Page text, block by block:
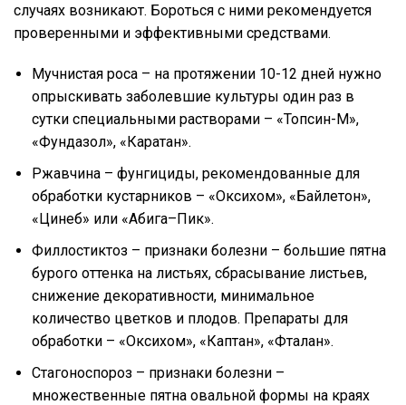
случаях возникают. Бороться с ними рекомендуется
проверенными и эффективными средствами.
Мучнистая роса – на протяжении 10-12 дней нужно
опрыскивать заболевшие культуры один раз в
сутки специальными растворами – «Топсин-М»,
«Фундазол», «Каратан».
Ржавчина – фунгициды, рекомендованные для
обработки кустарников – «Оксихом», «Байлетон»,
«Цинеб» или «Абига–Пик».
Филлостиктоз – признаки болезни – большие пятна
бурого оттенка на листьях, сбрасывание листьев,
снижение декоративности, минимальное
количество цветков и плодов. Препараты для
обработки – «Оксихом», «Каптан», «Фталан».
Стагоноспороз – признаки болезни –
множественные пятна овальной формы на краях